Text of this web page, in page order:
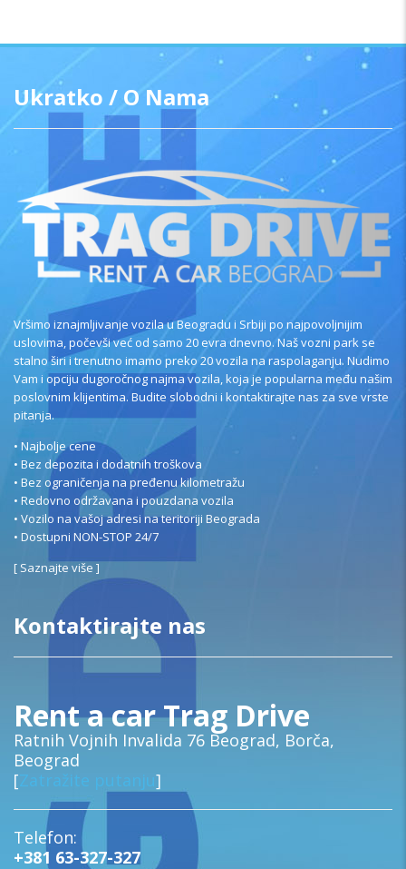
Ukratko / O Nama
Vršimo iznajmljivanje vozila u Beogradu i Srbiji po najpovoljnijim
uslovima, počevši već od samo 20 evra dnevno. Naš vozni park se
stalno širi i trenutno imamo preko 20 vozila na raspolaganju. Nudimo
Vam i opciju dugoročnog najma vozila, koja je popularna među našim
poslovnim klijentima. Budite slobodni i kontaktirajte nas za sve vrste
pitanja.
• Najbolje cene
• Bez depozita i dodatnih troškova
• Bez ograničenja na pređenu kilometražu
• Redovno održavana i pouzdana vozila
• Vozilo na vašoj adresi na teritoriji Beograda
• Dostupni NON-STOP 24/7
[Saznajte više ]
Kontaktirajte nas
Rent a car Trag Drive
Ratnih Vojnih Invalida 76 Beograd, Borča,
Beograd
[Zatražite putanju]
Telefon:
+381 63-327-327